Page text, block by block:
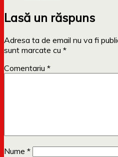
Lasă un răspuns
Adresa ta de email nu va fi
sunt marcate cu *
Comentariu *
Nume *